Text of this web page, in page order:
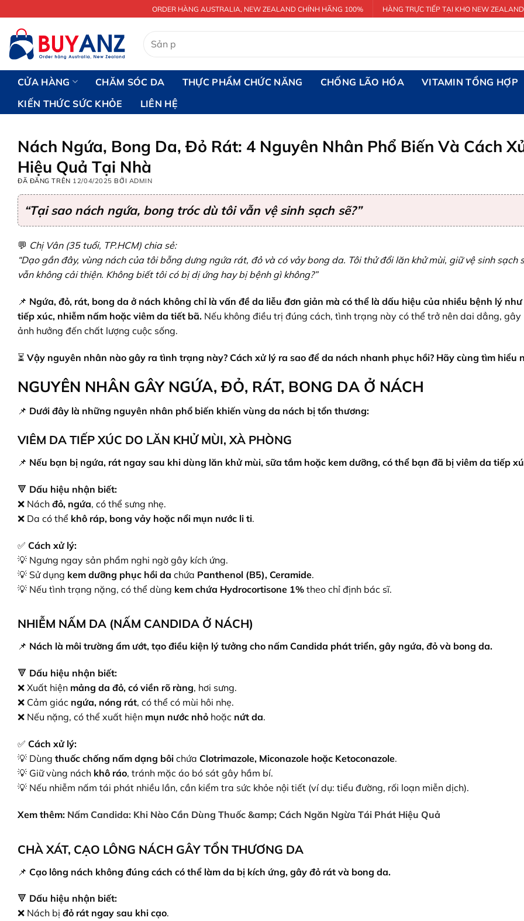
đến
nội
dung
ORDER HÀNG AUSTRALIA, NEW ZEALAND CHÍNH HÃNG 100% HÀNG TRỰC TIẾP TẠI KHO NEW ZEALAND
kiếm:
CỬA HÀNG CHĂM SÓC DA THỰC PHẨM CHỨC NĂNG CHỐNG LÃO HÓA
VITAMIN TỔNG HỢP
KIẾN THỨC SỨC KHỎE
LIÊN HỆ
Nách Ngứa, Bong Da, Đỏ Rát: 4 Nguyên Nhân Phổ Biến Và Cách
Hiệu Quả Tại Nhà
ĐÃ ĐĂNG TRÊN 12/04/2025 BỞI ADMIN
“Tại sao nách ngứa, bong tróc dù tôi vẫn vệ sinh sạch sẽ?”
💬 Chị Vân (35 tuổi, TP.HCM) chia sẻ:
“Dạo gần đây, vùng nách của tôi bỗng dưng ngứa rát, đỏ và có vảy bong da. Tôi thử đổi lăn khử mùi, giữ vệ sinh sạch
vẫn không cải thiện. Không biết tôi có bị dị ứng hay bị bệnh gì không?”
📌 Ngứa, đỏ, rát, bong da ở nách không chỉ là vấn đề da liễu đơn giản mà có thể là dấu hiệu của nhiều bệnh lý
tiếp xúc, nhiễm nấm hoặc viêm da tiết bã. Nếu không điều trị đúng cách, tình trạng này có thể trở nên dai dẳng, gây
ảnh hưởng đến chất lượng cuộc sống.
⏳ Vậy nguyên nhân nào gây ra tình trạng này? Cách xử lý ra sao để da nách nhanh phục hồi? Hãy cùng tìm hiểu
NGUYÊN NHÂN GÂY NGỨA, ĐỎ, RÁT, BONG DA Ở NÁCH
📌 Dưới đây là những nguyên nhân phổ biến khiến vùng da nách bị tổn thương:
VIÊM DA TIẾP XÚC DO LĂN KHỬ MÙI, XÀ PHÒNG
📌 Nếu bạn bị ngứa, rát ngay sau khi dùng lăn khử mùi, sữa tắm hoặc kem dưỡng, có thể bạn đã bị viêm da tiếp
🔻 Dấu hiệu nhận biết:
❌ Nách đỏ, ngứa, có thể sưng nhẹ.
❌ Da có thể khô ráp, bong vảy hoặc nổi mụn nước li ti.
✅ Cách xử lý:
💡 Ngưng ngay sản phẩm nghi ngờ gây kích ứng.
💡 Sử dụng kem dưỡng phục hồi da chứa Panthenol (B5), Ceramide.
💡 Nếu tình trạng nặng, có thể dùng kem chứa Hydrocortisone 1% theo chỉ định bác sĩ.
NHIỄM NẤM DA (NẤM CANDIDA Ở NÁCH)
📌 Nách là môi trường ẩm ướt, tạo điều kiện lý tưởng cho nấm Candida phát triển, gây ngứa, đỏ và bong da.
🔻 Dấu hiệu nhận biết:
❌ Xuất hiện mảng da đỏ, có viền rõ ràng, hơi sưng.
❌ Cảm giác ngứa, nóng rát, có thể có mùi hôi nhẹ.
❌ Nếu nặng, có thể xuất hiện mụn nước nhỏ hoặc nứt da.
✅ Cách xử lý:
💡 Dùng thuốc chống nấm dạng bôi chứa Clotrimazole, Miconazole hoặc Ketoconazole.
💡 Giữ vùng nách khô ráo, tránh mặc áo bó sát gây hầm bí.
💡 Nếu nhiễm nấm tái phát nhiều lần, cần kiểm tra sức khỏe nội tiết (ví dụ: tiểu đường, rối loạn miễn dịch).
Xem thêm: Nấm Candida: Khi Nào Cần Dùng Thuốc &amp; Cách Ngăn Ngừa Tái Phát Hiệu Quả
CHÀ XÁT, CẠO LÔNG NÁCH GÂY TỔN THƯƠNG DA
📌 Cạo lông nách không đúng cách có thể làm da bị kích ứng, gây đỏ rát và bong da.
🔻 Dấu hiệu nhận biết:
❌ Nách bị đỏ rát ngay sau khi cạo.